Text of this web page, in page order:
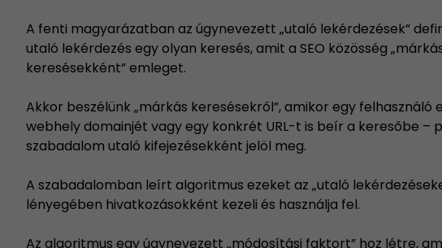
A fenti magyarázatban az úgynevezett „utaló lekérdezések”
utaló lekérdezés egy olyan keresés, amit a SEO közösség
keresésekként” emleget.
Akkor beszélünk „márkás keresésekről”, amikor egy felhasználó
webhely domainjét vagy egy konkrét URL-t is beír a keresőbe –
szabadalom utaló kifejezésekként jelöl meg.
A szabadalomban leírt algoritmus ezeket az „utaló
lényegében hivatkozásokként kezeli és használja fel.
Az algoritmus egy úgynevezett „módosítási faktort” hoz létre,